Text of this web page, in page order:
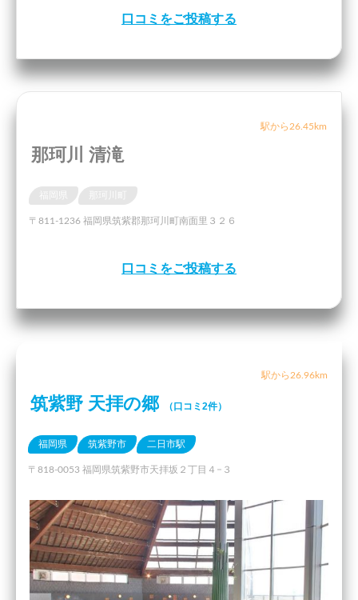
口コミをご投稿する
駅から26.45km
那珂川 清滝
〒811-1236 福岡県筑紫郡那珂川町南面里３２６
口コミをご投稿する
駅から26.96km
筑紫野 天拝の郷 （口コミ2件）
福岡県 筑紫野市 二日市駅
〒818-0053 福岡県筑紫野市天拝坂２丁目４−３